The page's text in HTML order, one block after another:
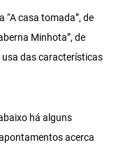
casa tomada”, de
Minhota”, de
das características
há alguns
acerca